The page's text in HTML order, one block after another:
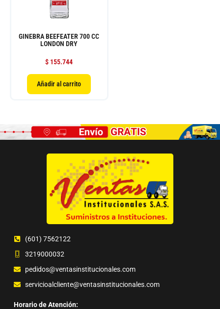
GINEBRA BEEFEATER 700 CC
LONDON DRY
$ 155.744
Añadir al carrito
(601) 7562122
3219000032
pedidos@ventasinstitucionales.com
servicioalcliente@ventasinstitucionales.com
Horario de Atención: